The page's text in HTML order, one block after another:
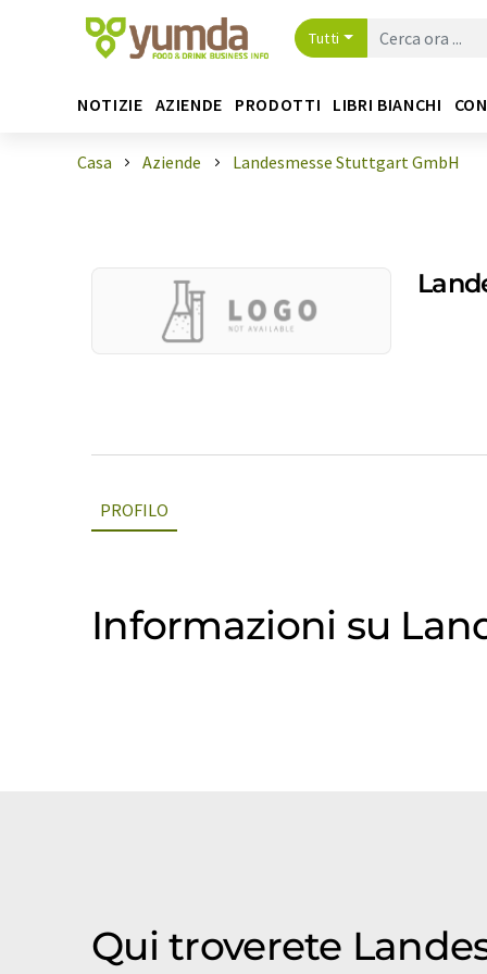
Tutti
NOTIZIE AZIENDE PRODOTTI LIBRI BIANCHI
Casa Aziende Landesmesse Stuttgart GmbH
PROFILO
Informazioni su
Qui troverete